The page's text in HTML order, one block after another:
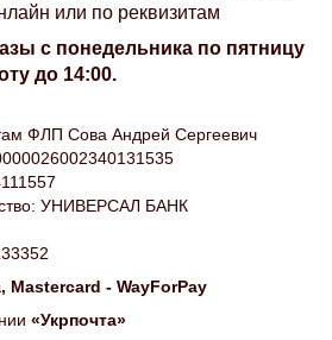
или по реквизитам
с понедельника по пятницу
до 14:00.
ФЛП Сова Андрей Сергеевич
УНИВЕРСАЛ БАНК
Mastercard - WayForPay
«Укрпочта»